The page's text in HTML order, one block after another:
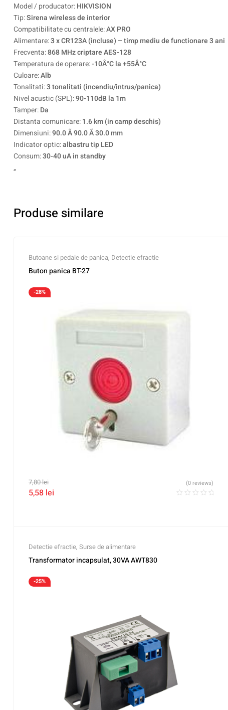
Model / producator:HIKVISION
Tip:Sirena wireless de interior
Compatibilitate cu centralele:AX PRO
Alimentare:3 x CR123A (incluse) – timp mediu de functionare 3 ani
Frecventa:868 MHz criptare AES-128
Temperatura de operare:-10Â°C la +55Â°C
Culoare:Alb
Tonalitati:3 tonalitati (incendiu/intrus/panica)
Nivel acustic (SPL):90-110dB la 1m
Tamper:Da
Distanta comunicare:1.6 km (in camp deschis)
Dimensiuni:90.0 Ã 90.0 Ã 30.0 mm
Indicator optic:albastru tip LED
Consum:30-40 uA in standby
„
Produse similare
Butoane si pedale de panica, Detectie efractie
Buton panica BT-27
-28%
7,80lei
5,58 lei
(0 reviews)
Detectie efractie, Surse de alimentare
Transformator incapsulat, 30VA AWT830
-25%